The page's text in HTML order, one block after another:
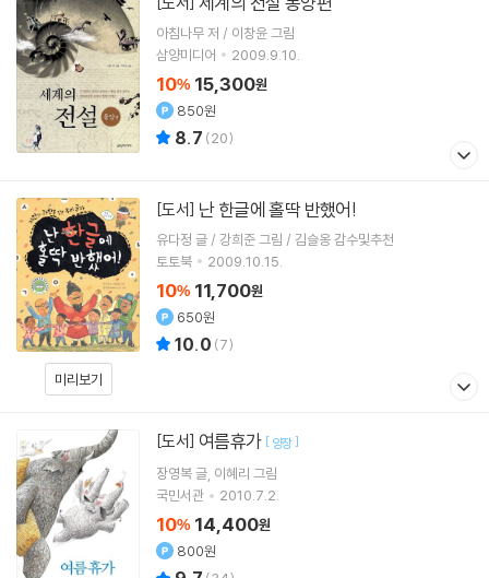
아침나무 저 / 이창윤 그림
삼양미디어
2009.9.10.
10% 15,300원
850원
8.7 (20)
미리보기
[도서] 난 한글에 홀딱 반했어!
유다정 글 / 강희준 그림 / 김슬옹 감수및추천
토토북
2009.10.15.
10% 11,700원
650원
10.0 (7)
[도서] 여름휴가 [ 양장]
장영복글 이혜리 그림
국민서관
2010.7.2.
10% 14,400원
800원